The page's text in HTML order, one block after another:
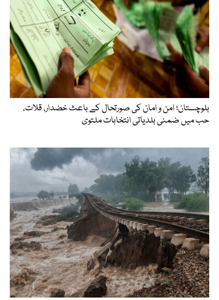
بلوچستان؛ امن و امان کی صورتحال کے باعث خضدار، قلات،
حب میں ضمنی بلدیاتی انتخابات ملتوی